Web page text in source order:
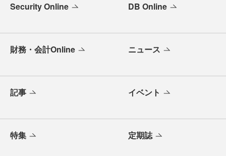
Security Online DB Online
財務・会計Online ニュース
記事 イベント
特集 定期誌